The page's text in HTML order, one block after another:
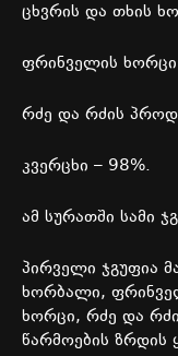
ცხვრის და თხის
ფრინველის ხორცი
რძე და რძის
კვერცხი – 98%.
ამ სურათში სამი
პირველი ჯგუფია
ხორბალი,
ხორცი, რძე და
წარმოების ზრდის